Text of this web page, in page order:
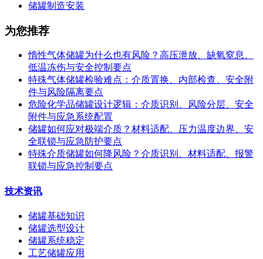
储罐制造安装
为您推荐
惰性气体储罐为什么也有风险？高压泄放、缺氧窒息、
低温冻伤与安全控制要点
特殊气体储罐检验难点：介质置换、内部检查、安全附
件与风险隔离要点
危险化学品储罐设计逻辑：介质识别、风险分层、安全
附件与应急系统配置
储罐如何应对极端介质？材料适配、压力温度边界、安
全联锁与应急防护要点
特殊介质储罐如何降风险？介质识别、材料适配、报警
联锁与应急控制要点
技术资讯
储罐基础知识
储罐选型设计
储罐系统稳定
工艺储罐应用